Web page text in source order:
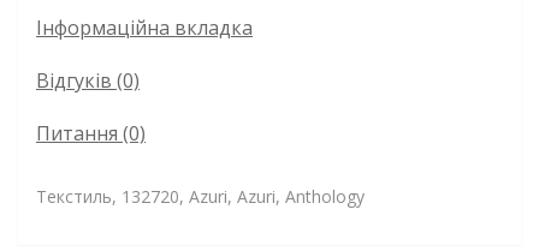
Інформаційна вкладка
Відгуків (0)
Питання (0)
Текстиль, 132720, Azuri, Azuri, Anthology